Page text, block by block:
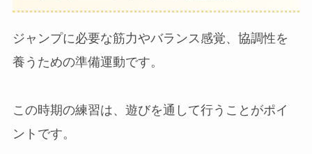
ジャンプに必要な筋力やバランス感覚、協調性を
養うための準備運動です。
この時期の練習は、遊びを通して行うことがポイ
ントです。